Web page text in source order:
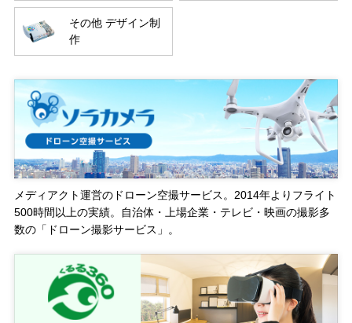
その他 デザイン制
作
メディアクト運営のドローン空撮サービス。2014年よりフライト
500時間以上の実績。自治体・上場企業・テレビ・映画の撮影多
数の「ドローン撮影サービス」。